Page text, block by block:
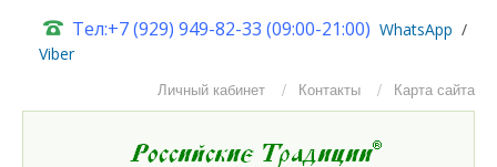
Тел:+7 (929) 949-82-33 (09:00-21:00) WhatsApp /
Viber
Личный кабинет
Контакты Карта сайта